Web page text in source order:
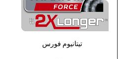
تيتانيوم فورس